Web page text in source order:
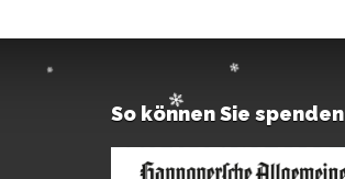
So können Sie spenden